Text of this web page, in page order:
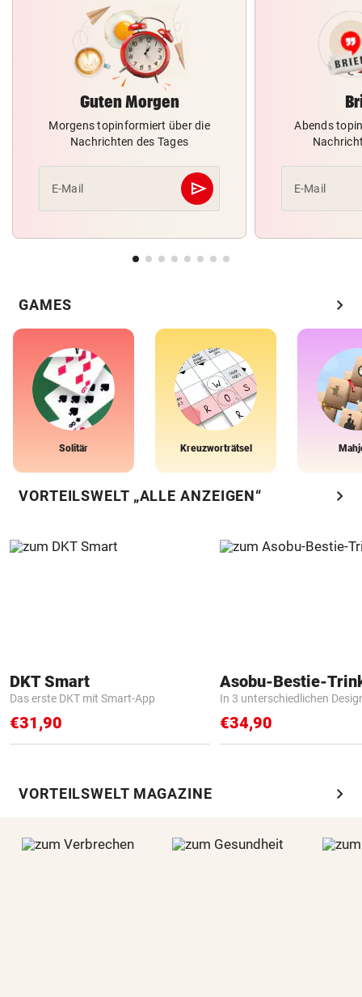
Guten Morgen
Morgens topinformiert über die
Nachrichten des Tages
E-Mail send
Abschicken
Abends
E-Mail
GAMES chevron_right
Solitär Kreuzworträtsel
VORTEILSWELT „ALLE ANZEIGEN“ chevron_right
DKT Smart
Das erste DKT mit Smart-App
€31,90
Asobu-Bestie-
In 3 unterschiedlichen
€34,90
VORTEILSWELT MAGAZINE chevron_right